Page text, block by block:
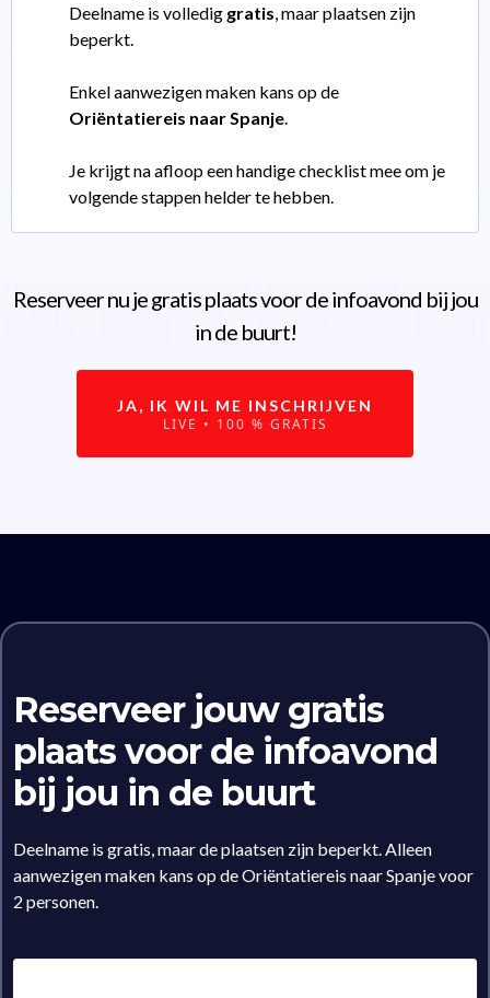
Deelname is volledig gratis , maar plaatsen zijn
beperkt.
Enkel aanwezigen maken kans op de
Oriëntatiereis naar Spanje
Je krijgt na afloop een handige checklist mee om je
volgende stappen helder te hebben.
Reserveer nu je gratis plaats voor de infoavond bij jou
in de buurt!
JA, IK WIL ME INSCHRIJVEN
LIVE • 100 % GRATIS
Reserveer jouw gratis
plaats voor de infoavond
bij jou in de buurt
Deelname is gratis, maar de plaatsen zijn beperkt. Alleen
aanwezigen maken kans op de Oriëntatiereis naar Spanje voor
2 personen.